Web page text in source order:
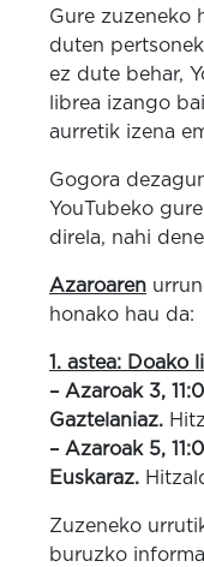
Gure zuzeneko
duten
ez dute behar,
librea izango
aurretik izena
Gogora
YouTubeko
direla, nahi
Azaroaren
honako hau da:
1. astea: Doako
– Azaroak 3,
Gaztelaniaz.
– Azaroak 5,
Euskaraz.
Zuzeneko
buruzko